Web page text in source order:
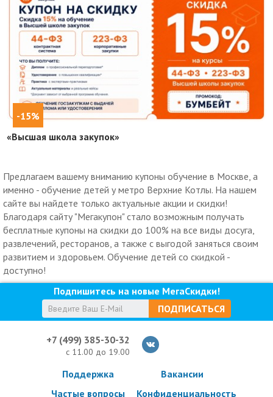
-15%
«Высшая школа закупок»
Предлагаем вашему вниманию купоны обучение в Москве, а
именно - обучение детей у метро Верхние Котлы. На нашем
сайте вы найдете только актуальные акции и скидки!
Благодаря сайту "Мегакупон" стало возможным получать
бесплатные купоны на скидки до 100% на все виды досуга,
развлечений, ресторанов, а также с выгодой заняться своим
развитием и здоровьем. Обучение детей со скидкой -
доступно!
Подпишитесь на новые МегаСкидки!
ПОДПИСАТЬСЯ
+7 (499) 385-30-32
с 11.00 до 19.00
Поддержка
Частые вопросы
Вакансии
Конфиденциальность